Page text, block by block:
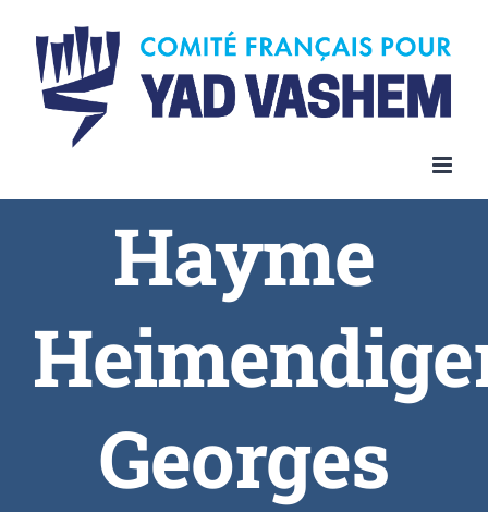
content
Hayme
Georges